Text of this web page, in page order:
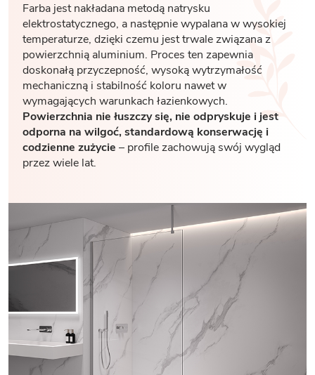
Farba jest nakładana metodą natrysku
elektrostatycznego, a następnie wypalana w wysokiej
temperaturze, dzięki czemu jest trwale związana z
powierzchnią aluminium. Proces ten zapewnia
doskonałą przyczepność, wysoką wytrzymałość
mechaniczną i stabilność koloru nawet w
wymagających warunkach łazienkowych.
Powierzchnia nie łuszczy się, nie odpryskuje i jest
odporna na wilgoć, standardową konserwację i
codzienne zużycie – profile zachowują swój wygląd
przez wiele lat.